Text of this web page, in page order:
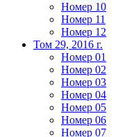
Номер 10
Номер 11
Номер 12
Том 29, 2016 г.
Номер 01
Номер 02
Номер 03
Номер 04
Номер 05
Номер 06
Номер 07